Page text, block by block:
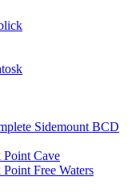
Sidemount BCD
Cave
Free Waters